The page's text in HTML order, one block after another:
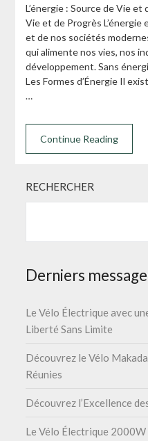
L’énergie : Source de Vie et
Vie et de Progrès
et de nos sociétés
qui alimente nos vies, nos
développement. Sans
Les Formes d’Énergie Il
…
Continue Reading
RECHERCHER
Derniers
Le Vélo Électrique avec
Liberté Sans Limite
Découvrez le Vélo
Réunies
Découvrez l’Excellence
Le Vélo Électrique 2000W